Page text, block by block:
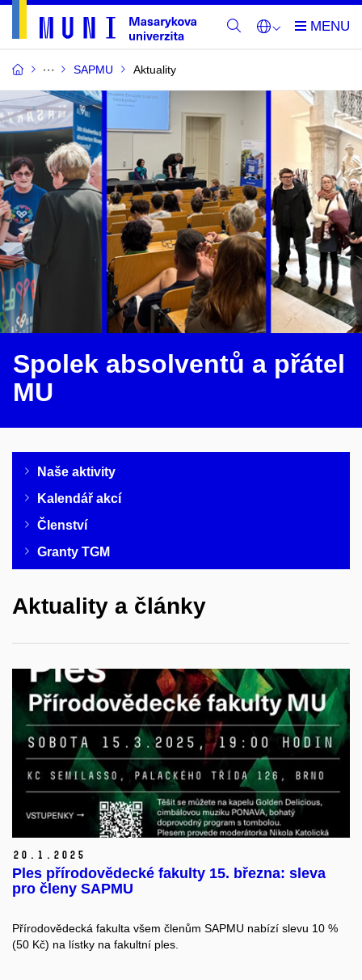
SAPMU Aktuality
Spolek absolventů a přátel
MU
Naše aktivity
Kalendář akcí
Členství
Granty TGM
Aktuality a články
20. 1. 2025
Ples přírodovědecké fakulty 15. března: sleva
pro členy SAPMU
Přírodovědecká fakulta všem členům SAPMU nabízí slevu 10 %
(50 Kč) na lístky na fakultní ples.